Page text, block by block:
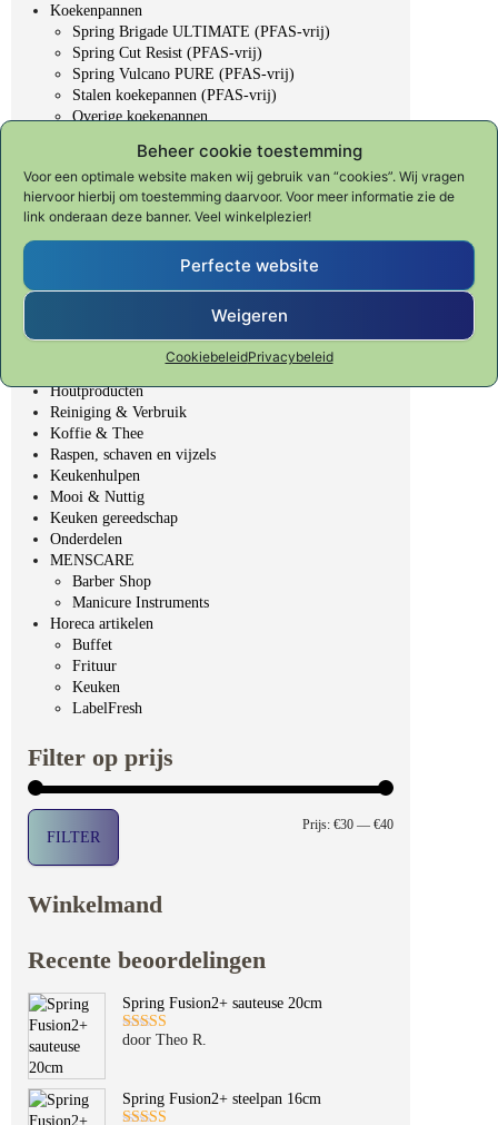
Beheer cookie toestemming
Voor een optimale website maken wij gebruik van “cookies”. Wij vragen
hiervoor hierbij om toestemming daarvoor. Voor meer informatie zie de
link onderaan deze banner. Veel winkelplezier!
Perfecte website
Weigeren
CookiebeleidPrivacybeleid
Koekenpannen
Spring Brigade ULTIMATE (PFAS-vrij)
Spring Cut Resist (PFAS-vrij)
Spring Vulcano PURE (PFAS-vrij)
Stalen koekepannen (PFAS-vrij)
Overige koekepannen
KYOTO "Forged in fire"
Slijpen & onderhoud
SHUN CLASSIC
SHUN PREMIER Tim Mälzer
Fondue, BBQ & Gourmet
Bar, Wijn & Noten
Elektrische producten
Houtproducten
Reiniging & Verbruik
Koffie & Thee
Raspen, schaven en vijzels
Keukenhulpen
Mooi & Nuttig
Keuken gereedschap
Onderdelen
MENSCARE
Barber Shop
Manicure Instruments
Horeca artikelen
Buffet
Frituur
Keuken
LabelFresh
Filter op prijs
Min. prijs
Max. prijs
FILTER
Prijs: €30 — €40
Winkelmand
Recente beoordelingen
Spring Fusion2+ sauteuse 20cm
Gewaardeerd
door Theo R.
Spring Fusion2+ steelpan 16cm